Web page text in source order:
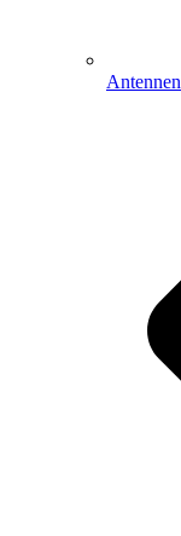
Antennen